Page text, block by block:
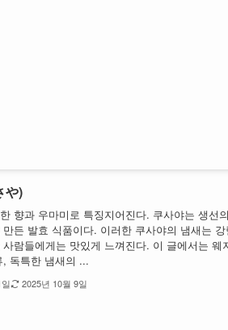
や)
향과 우마미로 특징지어진다. 쿠사야는 생선
든 발효 식품이다. 이러한 쿠사야의 냄새는
람들에게는 맛있게 느껴진다. 이 글에서는 웨
독특한 냄새의 ...
2025년 10월 9일